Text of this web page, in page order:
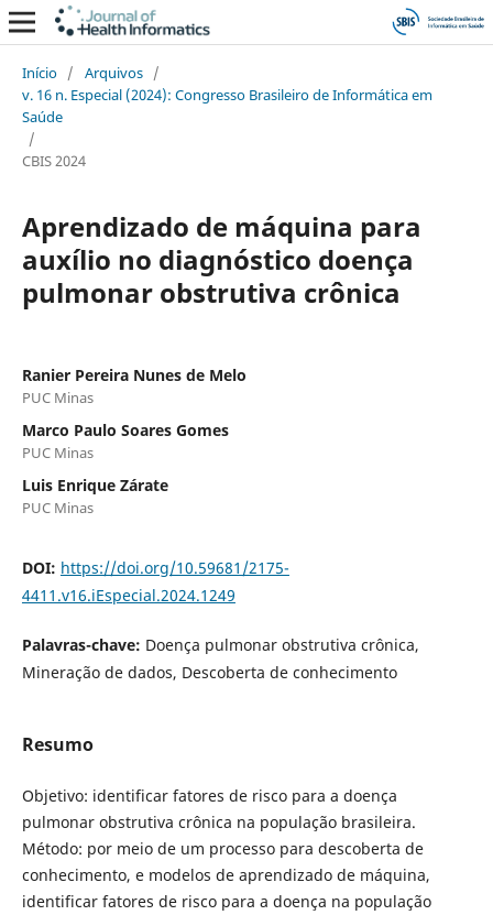
Início / Arquivos /
v. 16 n. Especial (2024): Congresso Brasileiro de Informática em
Saúde
/
CBIS 2024
Aprendizado de máquina para
auxílio no diagnóstico doença
pulmonar obstrutiva crônica
Ranier Pereira Nunes de Melo
PUC Minas
Marco Paulo Soares Gomes
PUC Minas
Luis Enrique Zárate
PUC Minas
DOI: https://doi.org/10.59681/2175-
4411.v16.iEspecial.2024.1249
Palavras-chave: Doença pulmonar obstrutiva crônica,
Mineração de dados, Descoberta de conhecimento
Resumo
Objetivo: identificar fatores de risco para a doença
pulmonar obstrutiva crônica na população brasileira.
Método: por meio de um processo para descoberta de
conhecimento, e modelos de aprendizado de máquina,
identificar fatores de risco para a doença na população